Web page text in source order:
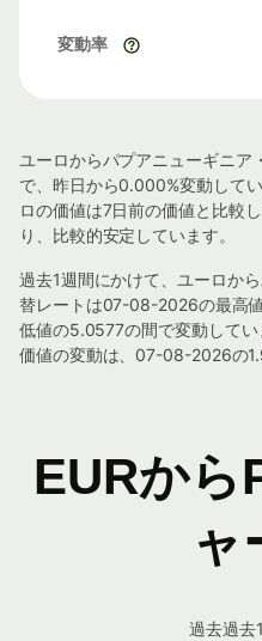
変動率
ユーロからパプアニューギニア
で、昨日から0.000%変動して
ロの価値は7日前の価値と比較
り、比較的安定しています。
過去1週間にかけて、ユーロか
替レートは07-08-2026の最高
低値の5.0577の間で変動して
価値の変動は、07-08-2026の
EURから
ャ
過去過去